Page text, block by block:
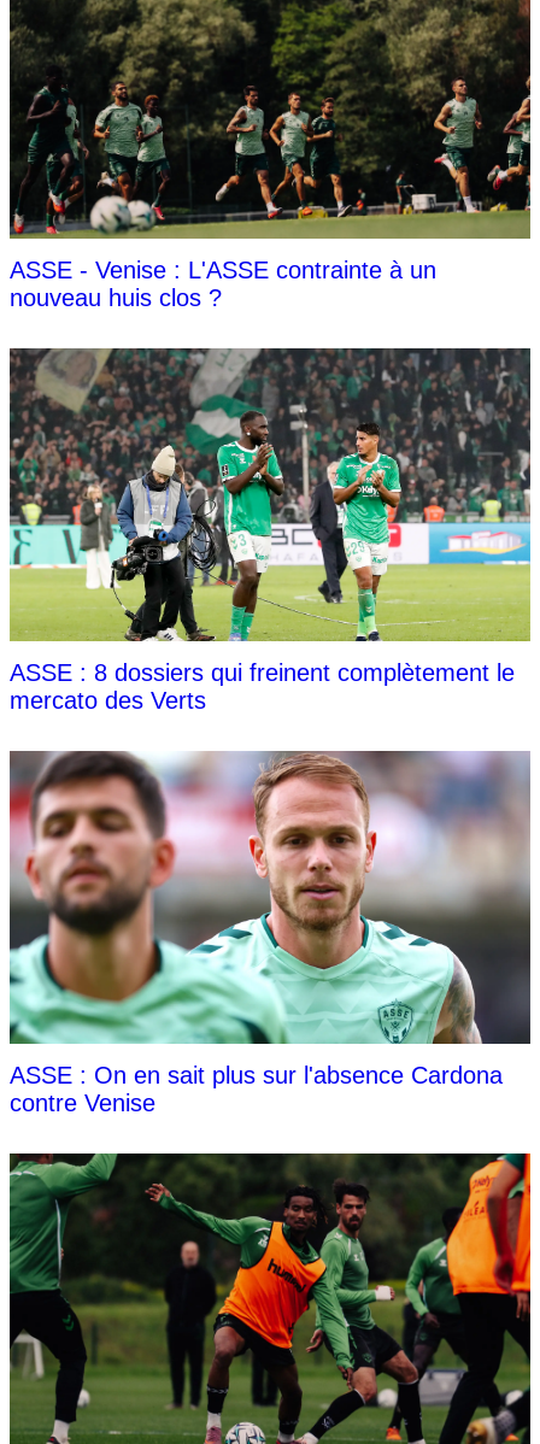
ASSE - Venise : L'ASSE contrainte à un
nouveau huis clos ?
ASSE : 8 dossiers qui freinent complètement le
mercato des Verts
ASSE : On en sait plus sur l'absence Cardona
contre Venise